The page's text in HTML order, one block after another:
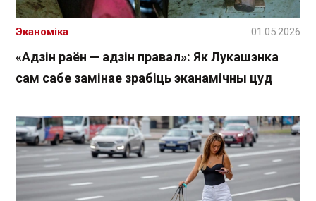
«Адзін раён — адзін правал»: Як Лукашэнка
сам сабе замінае зрабіць эканамічны цуд
Эканоміка 01.05.2026